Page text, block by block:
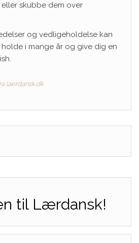
skubbe dem over
og vedligeholdelse kan
i mange år og give dig en
laerdansk.dk
til Lærdansk!